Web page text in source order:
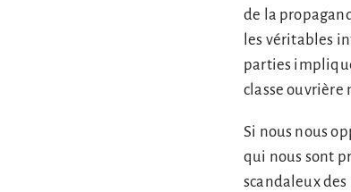
de la
les véritables
parties
classe ouvrière
Si nous nous
qui nous sont
scandaleux